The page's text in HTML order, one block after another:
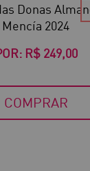
Donas
Mencía 2024
R$ 249,00
COMPRAR